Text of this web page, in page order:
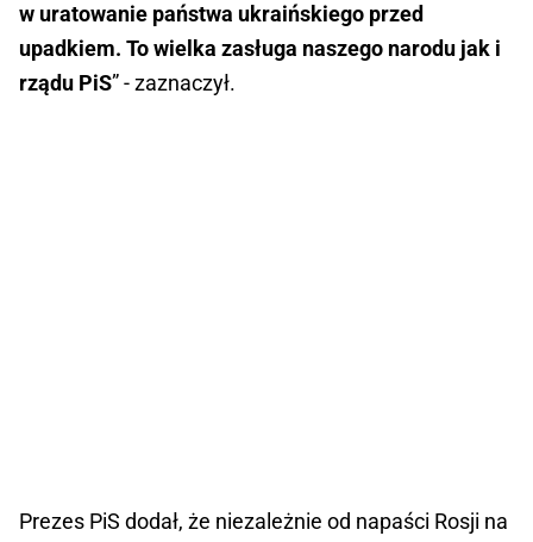
w uratowanie państwa ukraińskiego przed
upadkiem. To wielka zasługa naszego narodu jak i
rządu PiS” - zaznaczył.
Prezes PiS dodał, że niezależnie od napaści Rosji na